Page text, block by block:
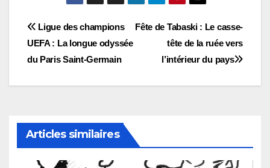
Navigation
de
l’article
Fête de Tabaski : Le casse-
tête de la ruée vers
l’intérieur du pays
Ligue des champions
UEFA : La longue odyssée
du Paris Saint-Germain
Articles similaires